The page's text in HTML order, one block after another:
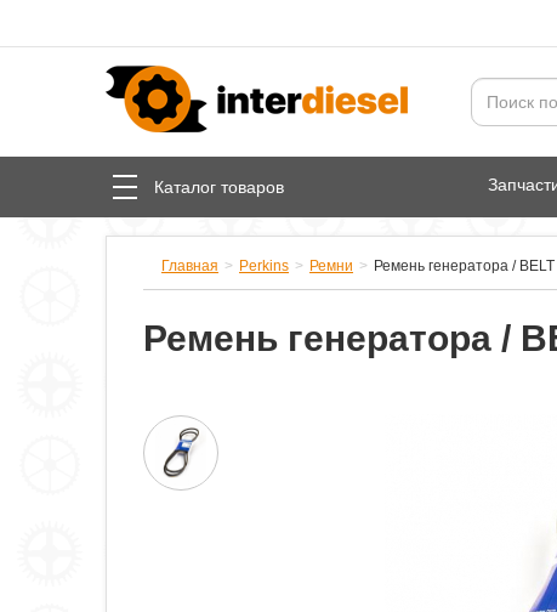
Каталог товаров
Главная Perkins Ремни Ремень генератора /
Ремень генератора /